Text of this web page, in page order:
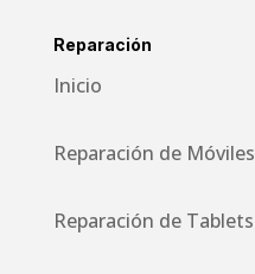
Reparación
Inicio
Reparación de Móviles
Reparación de Tablets